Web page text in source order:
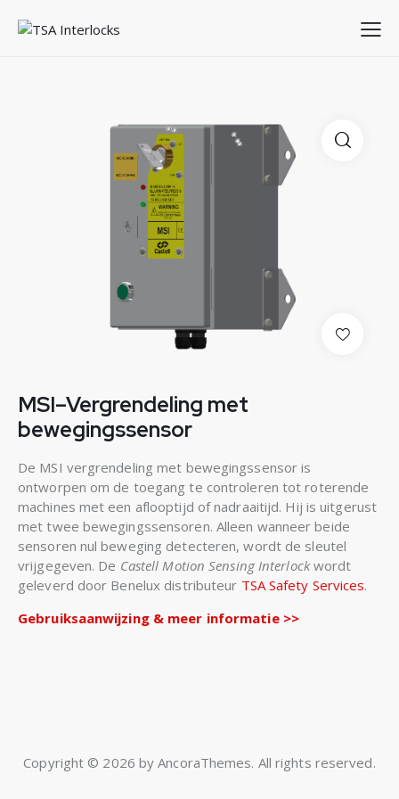
MSI–Vergrendeling met
bewegingssensor
De MSI vergrendeling met bewegingssensor is
ontworpen om de toegang te controleren tot roterende
machines met een aflooptijd of nadraaitijd. Hij is uitgerust
met twee bewegingssensoren. Alleen wanneer beide
sensoren nul beweging detecteren, wordt de sleutel
vrijgegeven. De Castell Motion Sensing Interlockwordt
geleverd door Benelux distributeur TSA Safety Services.
Gebruiksaanwijzing & meer informatie >>
Copyright © 2026 by AncoraThemes. All rights reserved.